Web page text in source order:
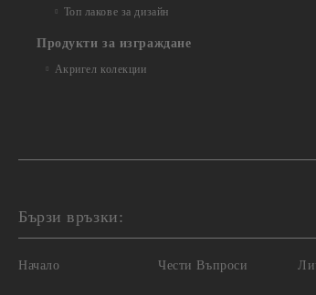
Топ лакове за дизайн
Продукти за изграждане
Акригел колекции
Бързи връзки:
Начало Чести Въпроси